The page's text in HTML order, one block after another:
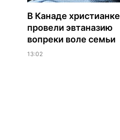
В Канаде христианке
провели эвтаназию
вопреки воле семьи
13:02